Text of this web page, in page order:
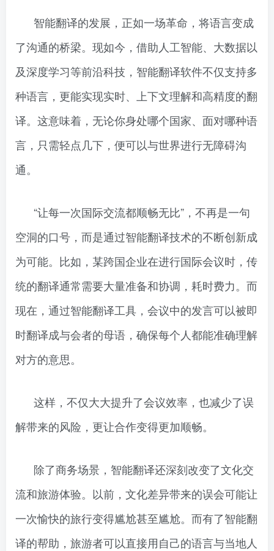
智能翻译的发展，正如一场革命，将语言变成
了沟通的桥梁。现如今，借助人工智能、大数据以
及深度学习等前沿科技，智能翻译软件不仅支持多
种语言，更能实现实时、上下文理解和高精度的翻
译。这意味着，无论你身处哪个国家、面对哪种语
言，只需轻点几下，便可以与世界进行无障碍沟
通。
“让每一次国际交流都顺畅无比”，不再是一句
空洞的口号，而是通过智能翻译技术的不断创新成
为可能。比如，某跨国企业在进行国际会议时，传
统的翻译通常需要大量准备和协调，耗时费力。而
现在，通过智能翻译工具，会议中的发言可以被即
时翻译成与会者的母语，确保每个人都能准确理解
对方的意思。
这样，不仅大大提升了会议效率，也减少了误
解带来的风险，更让合作变得更加顺畅。
除了商务场景，智能翻译还深刻改变了文化交
流和旅游体验。以前，文化差异带来的误会可能让
一次愉快的旅行变得尴尬甚至尴尬。而有了智能翻
译的帮助，旅游者可以直接用自己的语言与当地人